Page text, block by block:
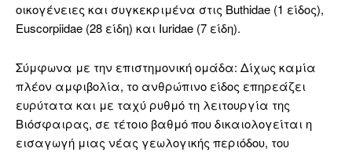
οικογένειες και συγκεκριμένα στις Buthidae (1 είδος),
Euscorpiidae (28 είδη) και Iuridae (7 είδη).
Σύμφωνα με την επιστημονική ομάδα: Δίχως καμία
πλέον αμφιβολία, το ανθρώπινο είδος επηρεάζει
ευρύτατα και με ταχύ ρυθμό τη λειτουργία της
Βιόσφαιρας, σε τέτοιο βαθμό που δικαιολογείται η
εισαγωγή μιας νέας γεωλογικής περιόδου, του